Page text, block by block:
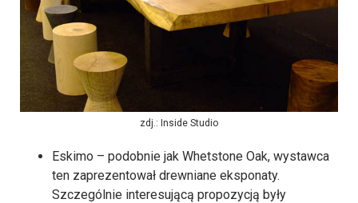
zdj.: Inside Studio
Eskimo – podobnie jak Whetstone Oak, wystawca
ten zaprezentował drewniane eksponaty.
Szczególnie interesującą propozycją były